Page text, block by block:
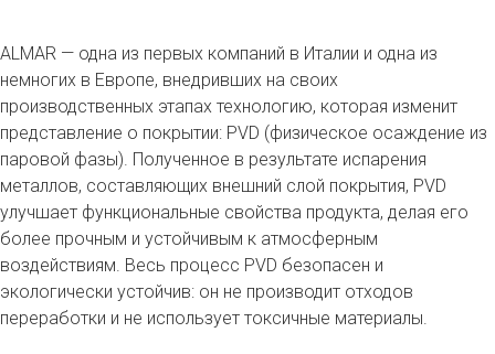
ALMAR — одна из первых компаний в Италии и одна из
немногих в Европе, внедривших на своих
производственных этапах технологию, которая изменит
представление о покрытии: PVD (физическое осаждение из
паровой фазы). Полученное в результате испарения
металлов, составляющих внешний слой покрытия, PVD
улучшает функциональные свойства продукта, делая его
более прочным и устойчивым к атмосферным
воздействиям. Весь процесс PVD безопасен и
экологически устойчив: он не производит отходов
переработки и не использует токсичные материалы.